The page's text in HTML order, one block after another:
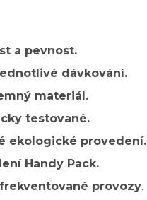
a pevnost.
dávkování.
materiál.
testované.
ekologické provedení.
Handy Pack.
provozy.